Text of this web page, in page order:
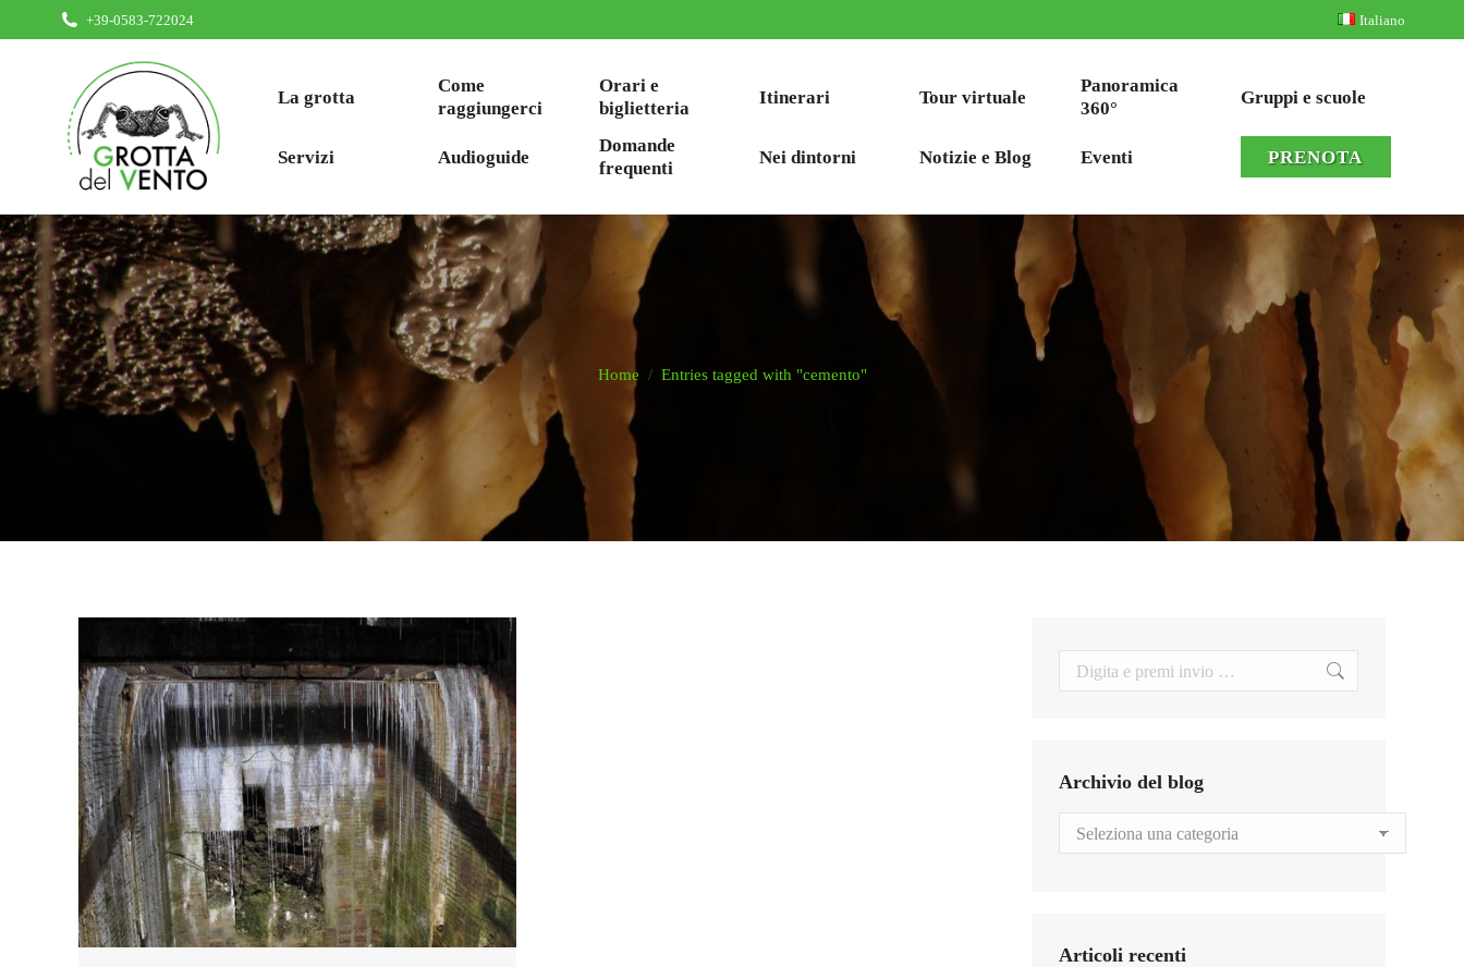
+39-0583-722024 Italiano
La grotta
Come
raggiungerci
Orari e
biglietteria
Itinerari Tour virtuale
Panoramica
360°
Gruppi e scuole
Servizi Audioguide
Domande
frequenti
Nei dintorni Notizie e Blog Eventi PRENOTA
You are here:
Home Entries tagged with "cemento"
Search:
Archivio del blog
Archivio
del
Articoli recenti